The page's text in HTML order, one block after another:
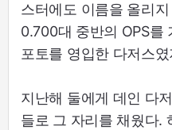
스터에도 이름을 올리
0.700대 중반의 OPS를
포토를 영입한 다저스
지난해 둘에게 데인 다
들로 그 자리를 채웠다.